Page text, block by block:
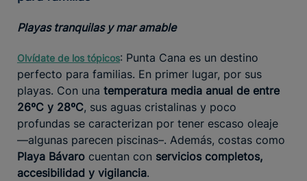
Playas tranquilas y mar amable
Olvídate de los tópicos: Punta Cana es un destino
perfecto para familias. En primer lugar, por sus
playas. Con una temperatura media anual de entre
26ºC y 28ºC, sus aguas cristalinas y poco
profundas se caracterizan por tener escaso oleaje
—algunas parecen piscinas–. Además, costas como
Playa Bávaro cuentan con servicios completos,
accesibilidad y vigilancia.